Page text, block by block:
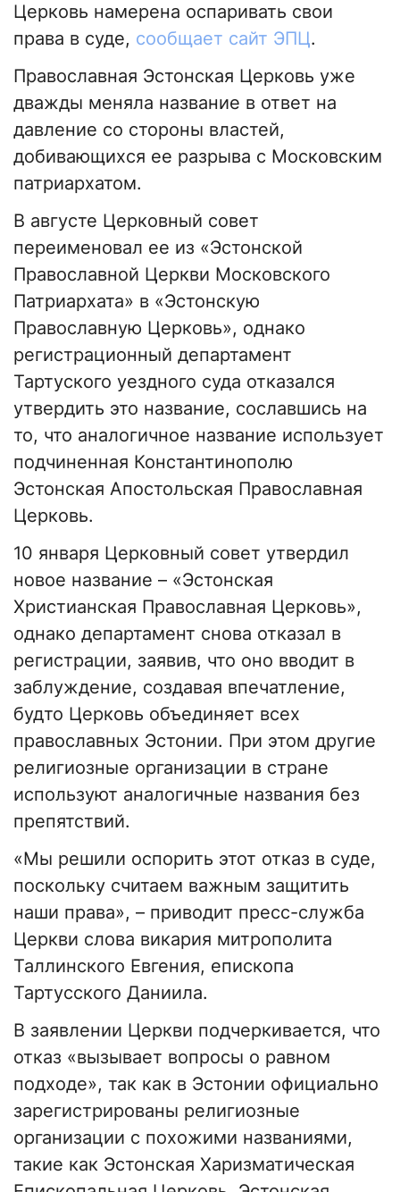
Церковь намерена оспаривать свои
права в суде, сообщает сайт ЭПЦ.
Православная Эстонская Церковь уже
дважды меняла название в ответ на
давление со стороны властей,
добивающихся ее разрыва с Московским
патриархатом.
В августе Церковный совет
переименовал ее из «Эстонской
Православной Церкви Московского
Патриархата» в «Эстонскую
Православную Церковь», однако
регистрационный департамент
Тартуского уездного суда отказался
утвердить это название, сославшись на
то, что аналогичное название использует
подчиненная Константинополю
Эстонская Апостольская Православная
Церковь.
10 января Церковный совет утвердил
новое название – «Эстонская
Христианская Православная Церковь»,
однако департамент снова отказал в
регистрации, заявив, что оно вводит в
заблуждение, создавая впечатление,
будто Церковь объединяет всех
православных Эстонии. При этом другие
религиозные организации в стране
используют аналогичные названия без
препятствий.
«Мы решили оспорить этот отказ в суде,
поскольку считаем важным защитить
наши права», – приводит пресс-служба
Церкви слова викария митрополита
Таллинского Евгения, епископа
Тартусского Даниила.
В заявлении Церкви подчеркивается, что
отказ «вызывает вопросы о равном
подходе», так как в Эстонии официально
зарегистрированы религиозные
организации с похожими названиями,
такие как Эстонская Харизматическая